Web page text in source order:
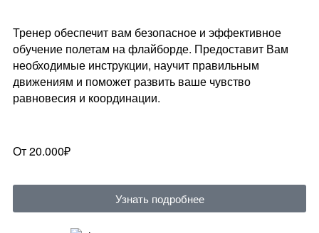
Тренер обеспечит вам безопасное и эффективное
обучение полетам на флайборде. Предоставит Вам
необходимые инструкции, научит правильным
движениям и поможет развить ваше чувство
равновесия и координации.
От 20.000₽
Узнать подробнее